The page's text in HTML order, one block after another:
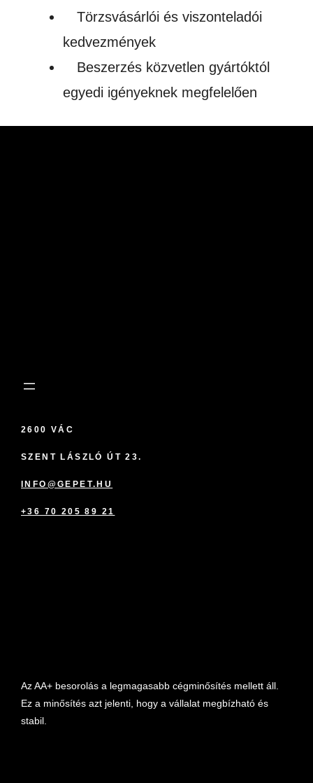
Törzsvásárlói és viszonteladói
kedvezmények
Beszerzés közvetlen gyártóktól
egyedi igényeknek megfelelően
2600 VÁC
SZENT LÁSZLÓ ÚT 23.
INFO@GEPET.HU
+36 70 205 89 21
Az AA+ besorolás a legmagasabb cégminősítés mellett áll.
Ez a minősítés azt jelenti, hogy a vállalat megbízható és
stabil.